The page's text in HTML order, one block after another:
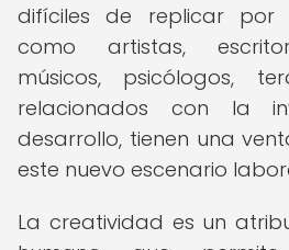
difíciles de replicar por
como artistas,
músicos, psicólogos,
relacionados con la
desarrollo, tienen una
este nuevo escenario
La creatividad es un